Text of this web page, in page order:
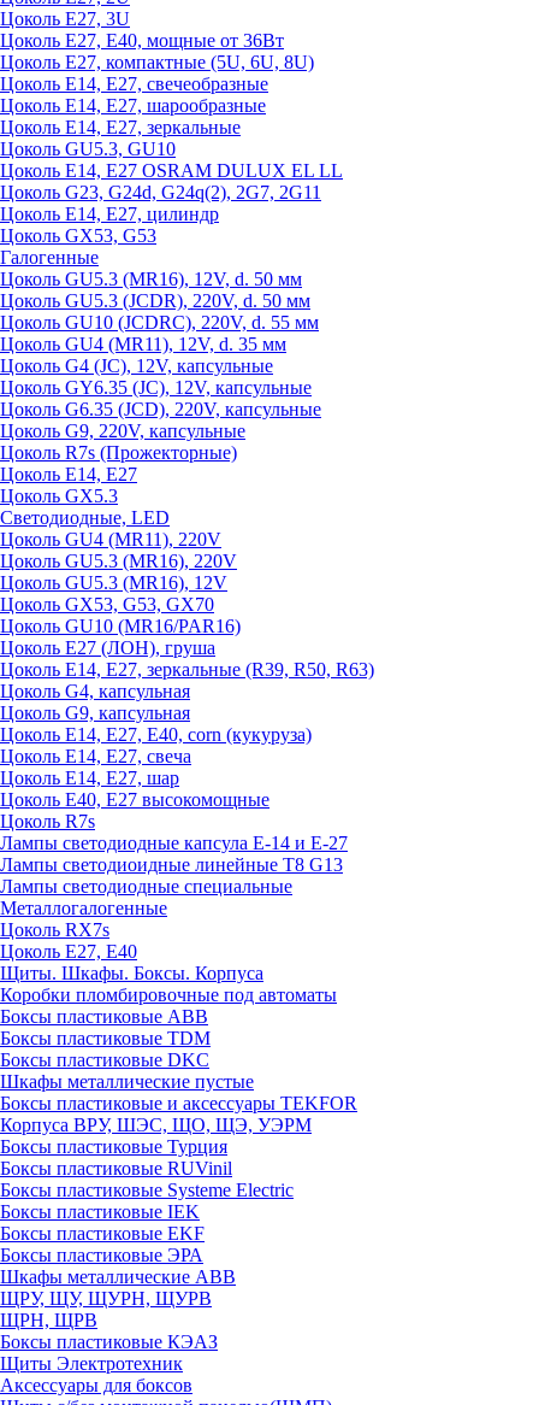
Цоколь Е27, 3U
Цоколь Е27, Е40, мощные от 36Вт
Цоколь Е27, компактные (5U, 6U, 8U)
Цоколь Е14, Е27, свечеобразные
Цоколь Е14, Е27, шарообразные
Цоколь Е14, Е27, зеркальные
Цоколь GU5.3, GU10
Цоколь Е14, Е27 OSRAM DULUX EL LL
Цоколь G23, G24d, G24q(2), 2G7, 2G11
Цоколь Е14, Е27, цилиндр
Цоколь GX53, G53
Галогенные
Цоколь GU5.3 (MR16), 12V, d. 50 мм
Цоколь GU5.3 (JCDR), 220V, d. 50 мм
Цоколь GU10 (JCDRC), 220V, d. 55 мм
Цоколь GU4 (MR11), 12V, d. 35 мм
Цоколь G4 (JC), 12V, капсульные
Цоколь GY6.35 (JC), 12V, капсульные
Цоколь G6.35 (JCD), 220V, капсульные
Цоколь G9, 220V, капсульные
Цоколь R7s (Прожекторные)
Цоколь E14, E27
Цоколь GX5.3
Светодиодные, LED
Цоколь GU4 (MR11), 220V
Цоколь GU5.3 (MR16), 220V
Цоколь GU5.3 (MR16), 12V
Цоколь GX53, G53, GX70
Цоколь GU10 (MR16/PAR16)
Цоколь Е27 (ЛОН), груша
Цоколь Е14, Е27, зеркальные (R39, R50, R63)
Цоколь G4, капсульная
Цоколь G9, капсульная
Цоколь Е14, Е27, Е40, corn (кукуруза)
Цоколь Е14, Е27, свеча
Цоколь Е14, Е27, шар
Цоколь Е40, Е27 высокомощные
Цоколь R7s
Лампы светодиодные капсула Е-14 и Е-27
Лампы светодиоидные линейные T8 G13
Лампы светодиодные специальные
Металлогалогенные
Цоколь RX7s
Цоколь Е27, E40
Щиты. Шкафы. Боксы. Корпуса
Коробки пломбировочные под автоматы
Боксы пластиковые ABB
Боксы пластиковые TDM
Боксы пластиковые DKC
Шкафы металлические пустые
Боксы пластиковые и аксессуары TEKFOR
Корпуса ВРУ, ШЭС, ЩО, ЩЭ, УЭРМ
Боксы пластиковые Турция
Боксы пластиковые RUVinil
Боксы пластиковые Systeme Electric
Боксы пластиковые IEK
Боксы пластиковые EKF
Боксы пластиковые ЭРА
Шкафы металлические ABB
ЩРУ, ЩУ, ЩУРН, ЩУРВ
ЩРН, ЩРВ
Боксы пластиковые КЭАЗ
Щиты Электротехник
Аксессуары для боксов